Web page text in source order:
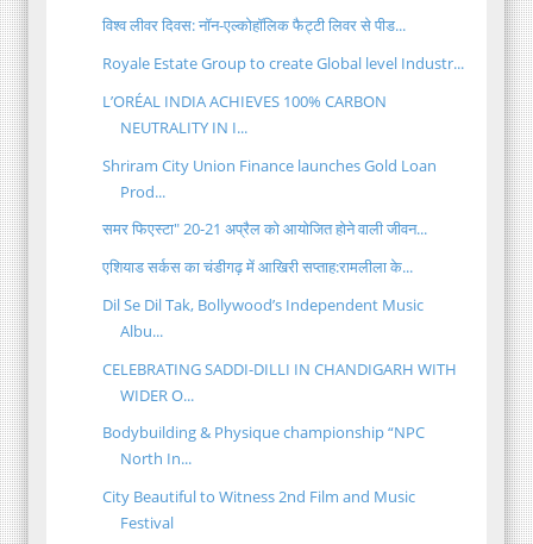
विश्व लीवर दिवस: नॉन-एल्कोहॉलिक फैट्टी लिवर से पीड...
Royale Estate Group to create Global level Industr...
L’ORÉAL INDIA ACHIEVES 100% CARBON
NEUTRALITY IN I...
Shriram City Union Finance launches Gold Loan
Prod...
समर फिएस्टा" 20-21 अप्रैल को आयोजित होने वाली जीवन...
एशियाड सर्कस का चंडीगढ़ में आखिरी सप्ताह:रामलीला के...
Dil Se Dil Tak, Bollywood’s Independent Music
Albu...
CELEBRATING SADDI-DILLI IN CHANDIGARH WITH
WIDER O...
Bodybuilding & Physique championship “NPC
North In...
City Beautiful to Witness 2nd Film and Music
Festival